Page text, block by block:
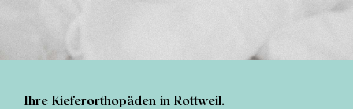
Ihre Kieferorthopäden in Rottweil.